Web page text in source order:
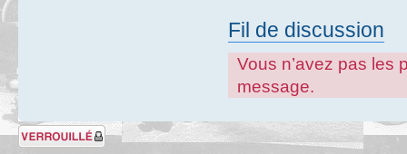
Fil de discussion
Vous n’avez pas les
message.
Sujet verrouillé